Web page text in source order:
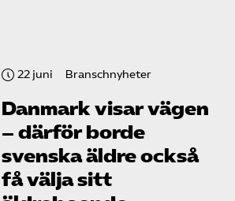
22 juni Branschnyheter
Danmark visar vägen
– därför borde
svenska äldre också
få välja sitt